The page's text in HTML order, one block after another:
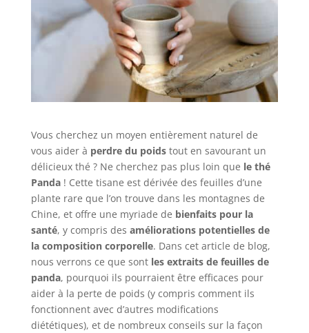
Vous cherchez un moyen entièrement naturel de
vous aider à perdre du poidstout en savourant un
délicieux thé ? Ne cherchez pas plus loin que le thé
Panda! Cette tisane est dérivée des feuilles d’une
plante rare que l’on trouve dans les montagnes de
Chine, et offre une myriade de bienfaits pour la
santé, y compris des améliorations potentielles de
la composition corporelle. Dans cet article de blog,
nous verrons ce que sont les extraits de feuilles de
panda, pourquoi ils pourraient être efficaces pour
aider à la perte de poids (y compris comment ils
fonctionnent avec d’autres modifications
diététiques), et de nombreux conseils sur la façon